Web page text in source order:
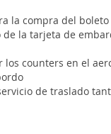
la compra del
de la tarjeta de
los counters en el
de traslado